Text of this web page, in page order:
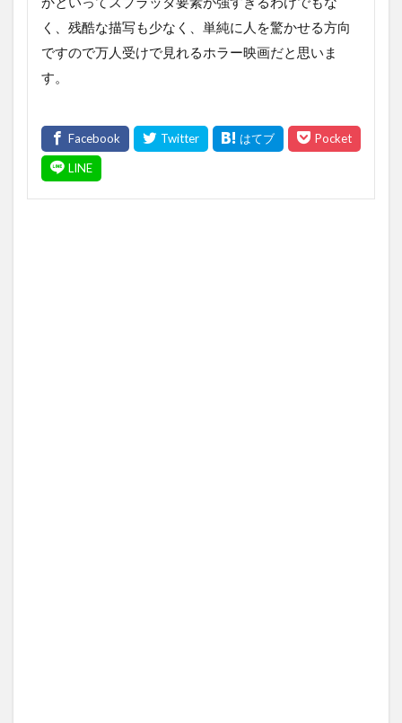
く、残酷な描写も少なく、単純に人を驚かせる方向
ですので万人受けで見れるホラー映画だと思いま
す。